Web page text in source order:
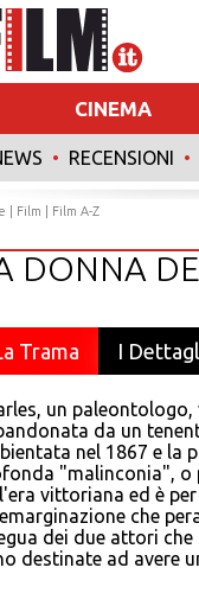
CINEMA
• RECENSIONI •
Film Film A-Z
DONNA
Trama I
un
da un
nel 1867 e
"malinconia", o
vittoriana ed è
che
dei due attori
destinate ad avere